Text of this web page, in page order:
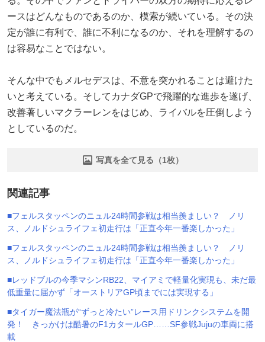
ースはどんなものであるのか、模索が続いている。その決
定が誰に有利で、誰に不利になるのか、それを理解するの
は容易なことではない。
そんな中でもメルセデスは、不意を突かれることは避けた
いと考えている。そしてカナダGPで飛躍的な進歩を遂げ、
改善著しいマクラーレンをはじめ、ライバルを圧倒しよう
としているのだ。
写真を全て見る（1枚）
関連記事
■フェルスタッペンのニュル24時間参戦は相当羨ましい？ ノリ
ス、ノルドシュライフェ初走行は「正直今年一番楽しかった」
■フェルスタッペンのニュル24時間参戦は相当羨ましい？ ノリ
ス、ノルドシュライフェ初走行は「正直今年一番楽しかった」
■レッドブルの今季マシンRB22、マイアミで軽量化実現も、未だ最
低重量に届かず「オーストリアGP頃までには実現する」
■タイガー魔法瓶が“ずっと冷たい”レース用ドリンクシステムを開
発！ きっかけは酷暑のF1カタールGP……SF参戦Jujuの車両に搭
載